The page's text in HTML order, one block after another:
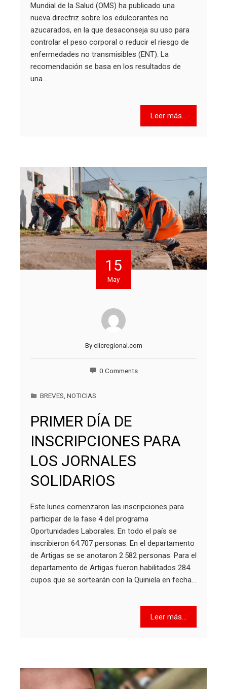
Mundial de la Salud (OMS) ha publicado una
nueva directriz sobre los edulcorantes no
azucarados, en la que desaconseja su uso para
controlar el peso corporal o reducir el riesgo de
enfermedades no transmisibles (ENT). La
recomendación se basa en los resultados de
una…
Leer más...
15
May
Byclicregional.com
0 Comments
BREVES NOTICIAS
PRIMER DÍA DE
INSCRIPCIONES PARA
LOS JORNALES
SOLIDARIOS
Este lunes comenzaron las inscripciones para
participar de la fase 4 del programa
Oportunidades Laborales. En todo el país se
inscribieron 64.707 personas. En el departamento
de Artigas se se anotaron 2.582 personas. Para el
departamento de Artigas fueron habilitados 284
cupos que se sortearán con la Quiniela en fecha…
Leer más...